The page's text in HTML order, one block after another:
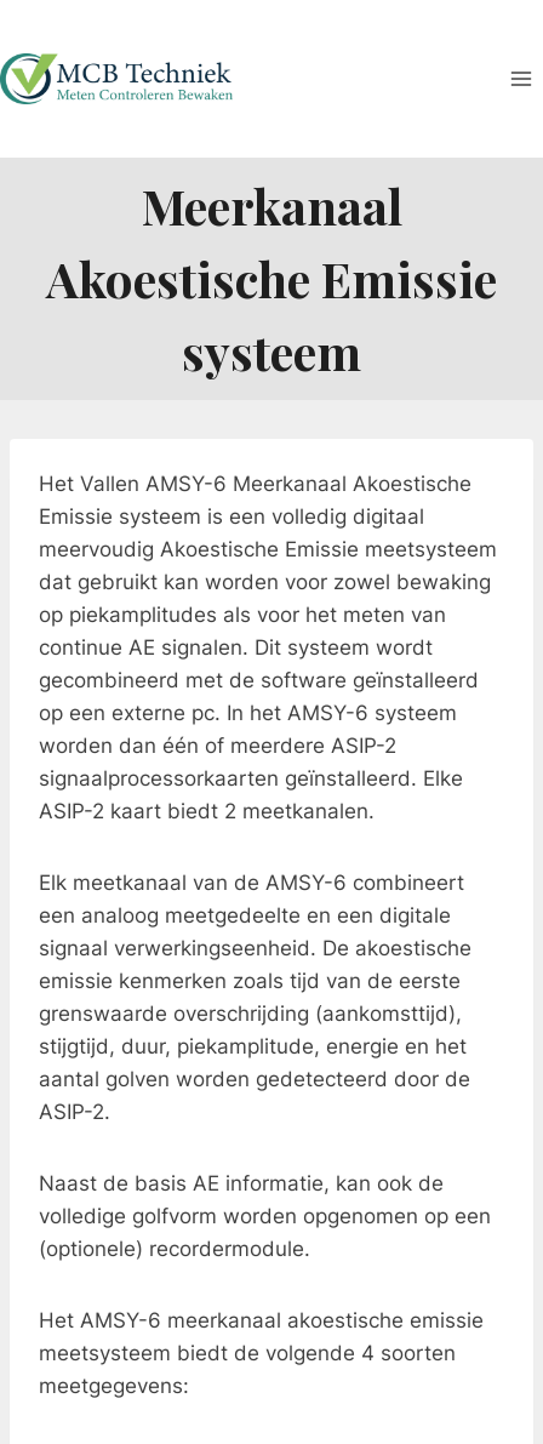
naar
inhoud
Meerkanaal
Akoestische Emissie
systeem
Het Vallen AMSY-6 Meerkanaal Akoestische
Emissie systeem is een volledig digitaal
meervoudig Akoestische Emissie meetsysteem
dat gebruikt kan worden voor zowel bewaking
op piekamplitudes als voor het meten van
continue AE signalen. Dit systeem wordt
gecombineerd met de software geïnstalleerd
op een externe pc. In het AMSY-6 systeem
worden dan één of meerdere ASIP-2
signaalprocessorkaarten geïnstalleerd. Elke
ASIP-2 kaart biedt 2 meetkanalen.
Elk meetkanaal van de AMSY-6 combineert
een analoog meetgedeelte en een digitale
signaal verwerkingseenheid. De akoestische
emissie kenmerken zoals tijd van de eerste
grenswaarde overschrijding (aankomsttijd),
stijgtijd, duur, piekamplitude, energie en het
aantal golven worden gedetecteerd door de
ASIP-2.
Naast de basis AE informatie, kan ook de
volledige golfvorm worden opgenomen op een
(optionele) recordermodule.
Het AMSY-6 meerkanaal akoestische emissie
meetsysteem biedt de volgende 4 soorten
meetgegevens: